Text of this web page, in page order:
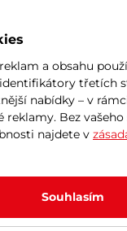
a obsahu
třetích
nabídky – v
reklamy. Bez
najdete v
Souhlasím